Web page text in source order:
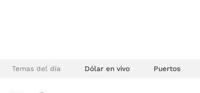
Temas del día Dólar en vivo Puertos